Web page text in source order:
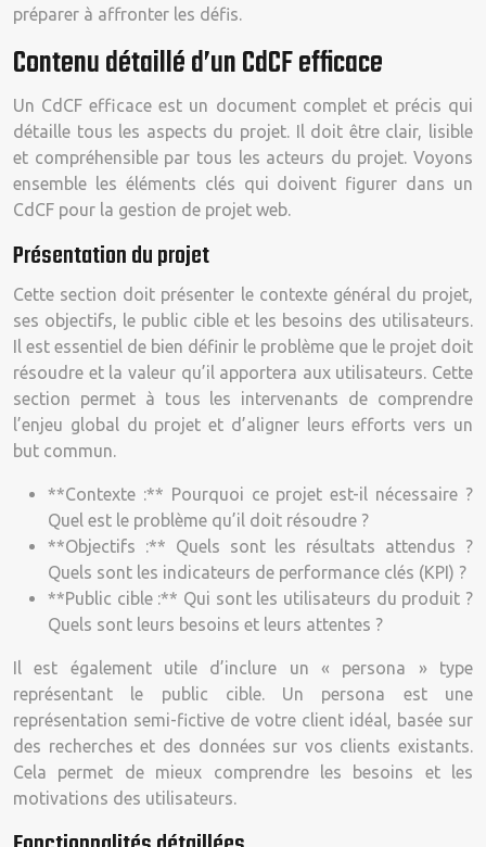
préparer à affronter les défis.
Contenu détaillé d’un CdCF efficace
Un CdCF efficace est un document complet et précis qui
détaille tous les aspects du projet. Il doit être clair, lisible
et compréhensible par tous les acteurs du projet. Voyons
ensemble les éléments clés qui doivent figurer dans un
CdCF pour la gestion de projet web.
Présentation du projet
Cette section doit présenter le contexte général du projet,
ses objectifs, le public cible et les besoins des utilisateurs.
Il est essentiel de bien définir le problème que le projet doit
résoudre et la valeur qu’il apportera aux utilisateurs. Cette
section permet à tous les intervenants de comprendre
l’enjeu global du projet et d’aligner leurs efforts vers un
but commun.
**Contexte :** Pourquoi ce projet est-il nécessaire ?
Quel est le problème qu’il doit résoudre ?
**Objectifs :** Quels sont les résultats attendus ?
Quels sont les indicateurs de performance clés (KPI) ?
**Public cible :** Qui sont les utilisateurs du produit ?
Quels sont leurs besoins et leurs attentes ?
Il est également utile d’inclure un « persona » type
représentant le public cible. Un persona est une
représentation semi-fictive de votre client idéal, basée sur
des recherches et des données sur vos clients existants.
Cela permet de mieux comprendre les besoins et les
motivations des utilisateurs.